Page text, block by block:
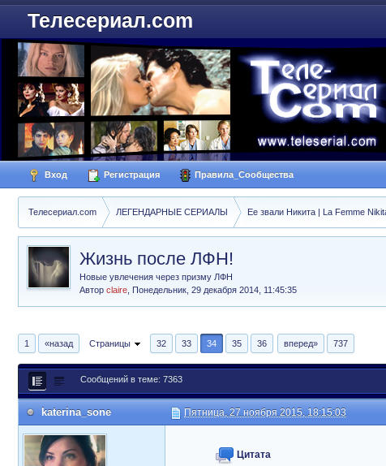
Телесериал.com
Вход Регистрация Правила_Сообщества
Телесериал.com ЛЕГЕНДАРНЫЕ СЕРИАЛЫ Ее звали Никита | La Femme
Жизнь после ЛФН!
Новые увлечения через призму ЛФН
Автор claire Понедельник, 29 декабря 2014, 11:45:35
1 «назад Страницы 32 33 34 35 36 вперед» 737
Сообщений в теме: 7363
katerina_sone Пятница, 27 ноября 2015, 18:15:03
Цитата